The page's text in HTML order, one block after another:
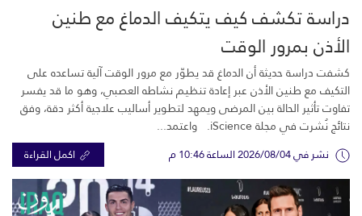
دراسة تكشف كيف يتكيف الدماغ مع طنين
الأذن بمرور الوقت
كشفت دراسة حديثة أن الدماغ قد يطوّر مع مرور الوقت آلية تساعده على
التكيف مع طنين الأذن عبر إعادة تنظيم نشاطه العصبي، وهو ما قد يفسر
تفاوت تأثير الحالة بين المرضى ويمهد لتطوير أساليب علاجية أكثر دقة، وفق
نتائج نُشرت في مجلة iScience. واعتمد...
نشر في 2026/08/04 الساعة 10:46 م اكمل القراءة